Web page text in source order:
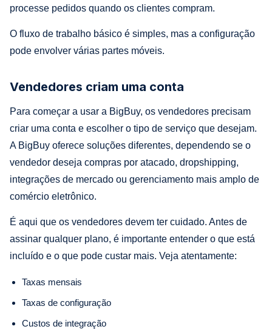
processe pedidos quando os clientes compram.
O fluxo de trabalho básico é simples, mas a configuração
pode envolver várias partes móveis.
Vendedores criam uma conta
Para começar a usar a BigBuy, os vendedores precisam
criar uma conta e escolher o tipo de serviço que desejam.
A BigBuy oferece soluções diferentes, dependendo se o
vendedor deseja compras por atacado, dropshipping,
integrações de mercado ou gerenciamento mais amplo de
comércio eletrônico.
É aqui que os vendedores devem ter cuidado. Antes de
assinar qualquer plano, é importante entender o que está
incluído e o que pode custar mais. Veja atentamente:
Taxas mensais
Taxas de configuração
Custos de integração